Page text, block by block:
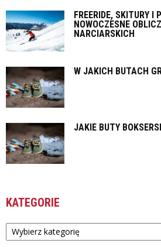
FREERIDE, SKITURY I
NOWOCZESNE
NARCIARSKICH
W JAKICH BUTACH
JAKIE BUTY
KATEGORIE
Kategorie